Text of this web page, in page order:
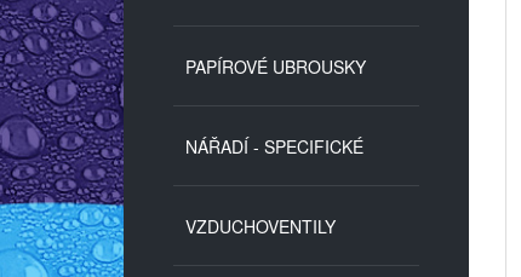
PAPÍROVÉ UBROUSKY
NÁŘADÍ - SPECIFICKÉ
VZDUCHOVENTILY